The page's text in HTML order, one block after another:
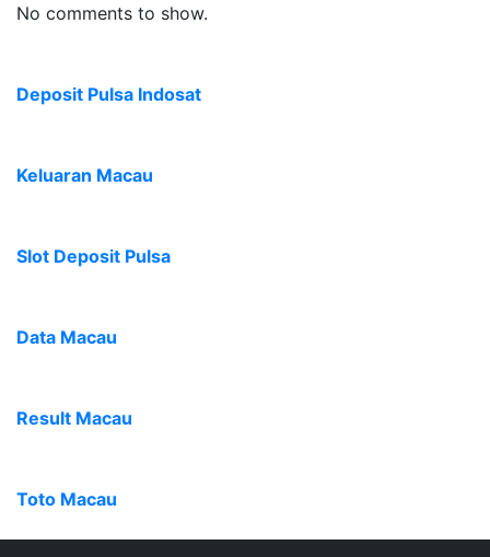
No comments to show.
Deposit Pulsa Indosat
Keluaran Macau
Slot Deposit Pulsa
Data Macau
Result Macau
Toto Macau